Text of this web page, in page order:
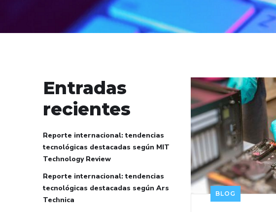
BLOG
Entradas
recientes
Reporte internacional: tendencias
tecnológicas destacadas según MIT
Technology Review
Reporte internacional: tendencias
tecnológicas destacadas según Ars
Technica